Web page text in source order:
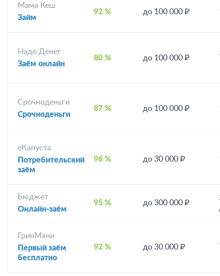
Мама Кеш
Займ
92 % до 100 000 ₽
Надо Денег
Заём онлайн
80 % до 100 000 ₽
Срочноденьги
Срочноденьги
87 % до 100 000 ₽
еКапуста
Потребительский
заём
96 % до 30 000 ₽
Бюджет
Онлайн-заём
95 % до 300 000 ₽
ГринМани
Первый заём
бесплатно
92 % до 30 000 ₽